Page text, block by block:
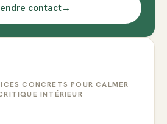
contact→
CONCRETS POUR CALMER
INTÉRIEUR